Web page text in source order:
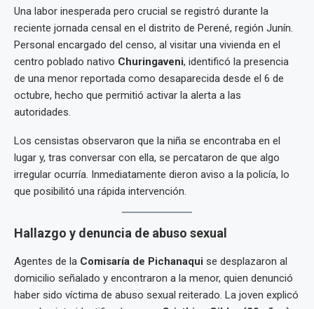
Una labor inesperada pero crucial se registró durante la
reciente jornada censal en el distrito de Perené, región Junín.
Personal encargado del censo, al visitar una vivienda en el
centro poblado nativo Churingaveni, identificó la presencia
de una menor reportada como desaparecida desde el 6 de
octubre, hecho que permitió activar la alerta a las
autoridades.
Los censistas observaron que la niña se encontraba en el
lugar y, tras conversar con ella, se percataron de que algo
irregular ocurría. Inmediatamente dieron aviso a la policía, lo
que posibilitó una rápida intervención.
Hallazgo y denuncia de abuso sexual
Agentes de la Comisaría de Pichanaqui se desplazaron al
domicilio señalado y encontraron a la menor, quien denunció
haber sido víctima de abuso sexual reiterado. La joven explicó